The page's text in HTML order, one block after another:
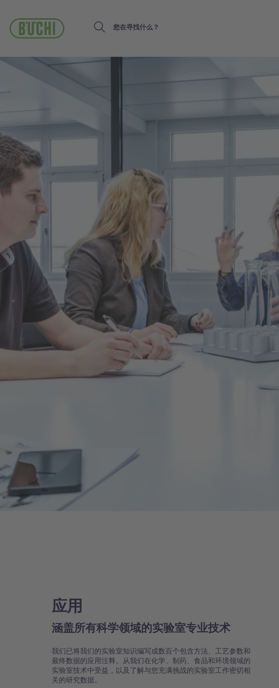
Search
应用
涵盖所有科学领域的实验室专业技术
我们已将我们的实验室知识编写成数百个包含方法、工艺参数和
最终数据的应用注释。从我们在化学、制药、食品和环境领域的
实验室技术中受益，以及了解与您充满挑战的实验室工作密切相
关的研究数据。